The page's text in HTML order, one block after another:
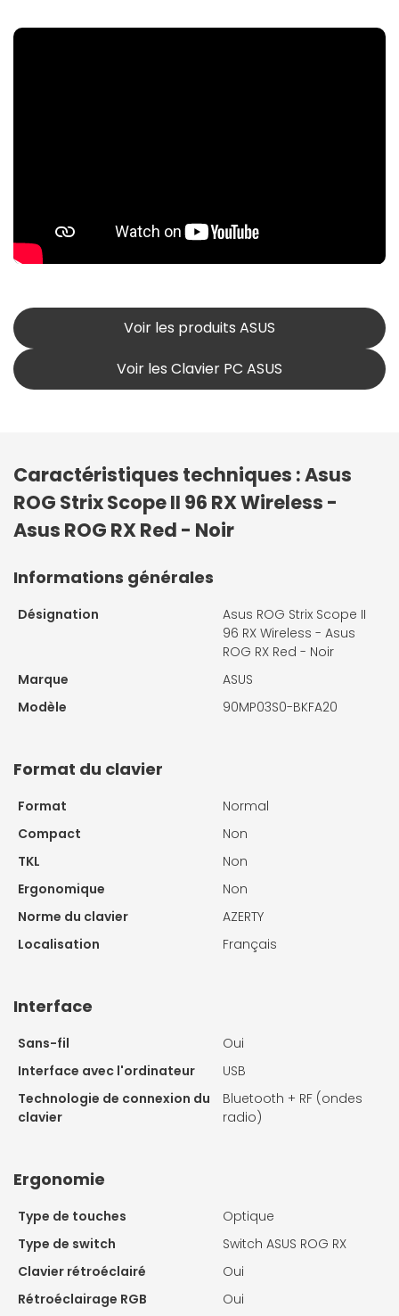
Voir les produits ASUS
Voir les Clavier PC ASUS
Caractéristiques techniques : Asus
ROG Strix Scope II 96 RX Wireless -
Asus ROG RX Red - Noir
Informations générales
Désignation
Asus ROG Strix Scope II
96 RX Wireless - Asus
ROG RX Red - Noir
Marque
ASUS
Modèle
90MP03S0-BKFA20
Format du clavier
Format
Normal
Compact
Non
TKL
Non
Ergonomique
Non
Norme du clavier
AZERTY
Localisation
Français
Interface
Sans-fil
Oui
Interface avec l'ordinateur
USB
Technologie de connexion du
clavier
Bluetooth + RF (ondes
radio)
Ergonomie
Type de touches
Optique
Type de switch
Switch ASUS ROG RX
Clavier rétroéclairé
Oui
Rétroéclairage RGB
Oui